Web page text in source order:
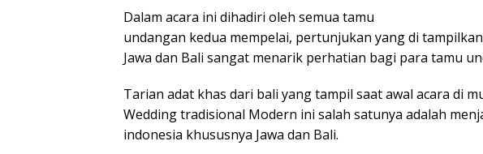
Dalam acara ini dihadiri oleh semua tamu
undangan kedua mempelai, pertunjukan yang di
Jawa dan Bali sangat menarik perhatian bagi para tamu
Tarian adat khas dari bali yang tampil saat awal acara di
Wedding tradisional Modern ini salah satunya adalah
indonesia khususnya Jawa dan Bali.